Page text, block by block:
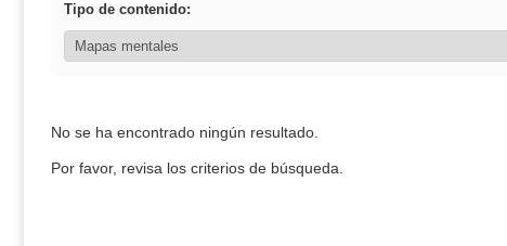
Tipo de contenido:
No se ha encontrado ningún resultado.
Por favor, revisa los criterios de búsqueda.